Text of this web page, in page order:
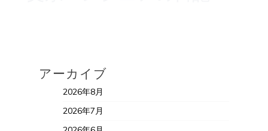
アーカイブ
2026年8月
2026年7月